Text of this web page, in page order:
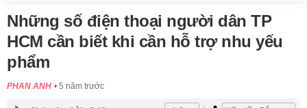
Những số điện thoại người dân TP
HCM cần biết khi cần hỗ trợ nhu yếu
phẩm
PHAN ANH 5 năm trước